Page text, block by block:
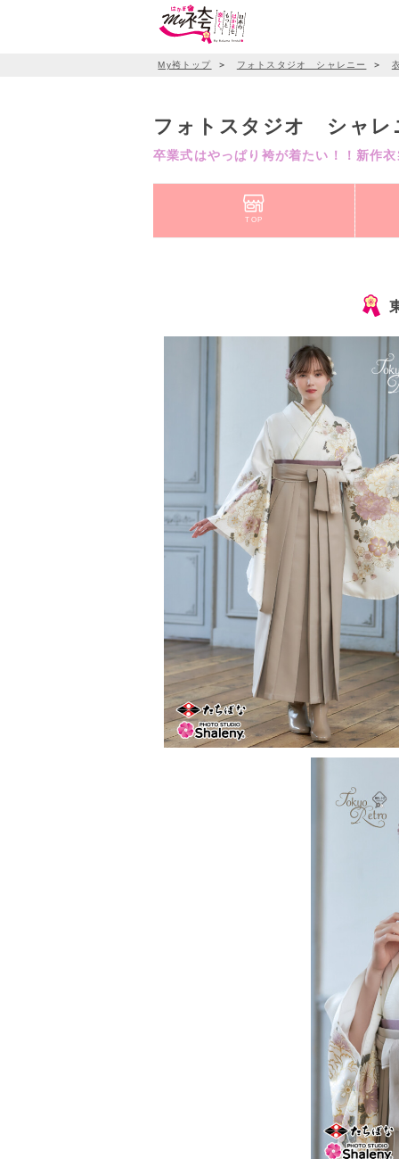
My袴トップ ＞ フォトスタジオ シャレニー ＞
フォトスタジオ シャレ
卒業式はやっぱり袴が着たい！！新作
TOP